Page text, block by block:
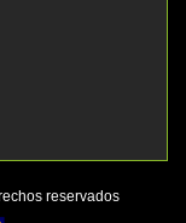
reservados